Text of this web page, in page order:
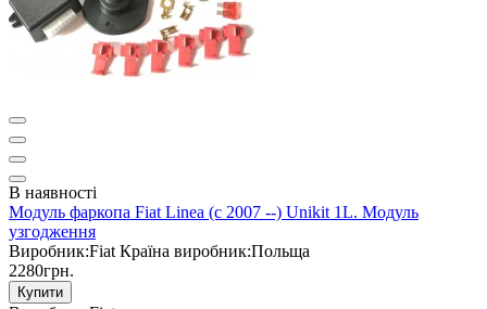
В наявності
Модуль фаркопа Fiat Linea (c 2007 --) Unikit 1L. Модуль
узгодження
Виробник:Fiat Країна виробник:Польща
2280грн.
Купити